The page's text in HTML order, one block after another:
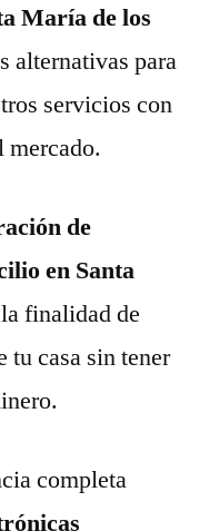
María de los
alternativas para
servicios con
mercado.
de
en Santa
finalidad de
tu casa sin tener
completa